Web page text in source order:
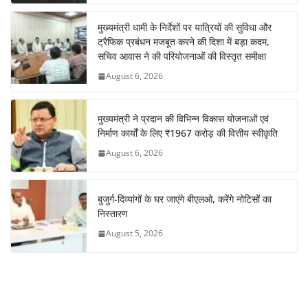
मुख्यमंत्री धामी के निर्देशों पर यात्रियों की सुविधा और
ट्रैफिक प्रबंधन मजबूत करने की दिशा में बड़ा कदम,
सचिव आवास ने की परियोजनाओं की विस्तृत समीक्षा
August 6, 2026
मुख्यमंत्री ने प्रदान की विभिन्न विकास योजनाओं एवं
निर्माण कार्यों के लिए ₹1967 करोड़ की वित्तीय स्वीकृति
August 6, 2026
बुजुर्ग-दिव्यांगों के घर जाएंगे बीएलओ, करेंगे नोटिसों का
निस्तारण
August 5, 2026